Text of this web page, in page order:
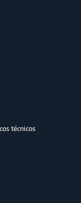
técnicos